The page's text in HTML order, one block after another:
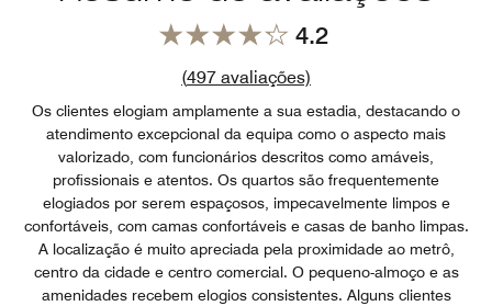
4.2
(497 avaliações)
Os clientes elogiam amplamente a sua estadia, destacando o
atendimento excepcional da equipa como o aspecto mais
valorizado, com funcionários descritos como amáveis,
profissionais e atentos. Os quartos são frequentemente
elogiados por serem espaçosos, impecavelmente limpos e
confortáveis, com camas confortáveis e casas de banho limpas.
A localização é muito apreciada pela proximidade ao metrô,
centro da cidade e centro comercial. O pequeno-almoço e as
amenidades recebem elogios consistentes. Alguns clientes